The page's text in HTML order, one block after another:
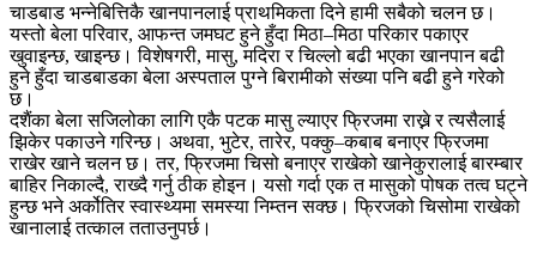
चाडबाड भन्नेबित्तिकै खानपानलाई प्राथमिकता दिने हामी सबैको चलन छ।
यस्तो बेला परिवार, आफन्त जमघट हुने हुँदा मिठा–मिठा परिकार पकाएर
खुवाइन्छ, खाइन्छ। विशेषगरी, मासु, मदिरा र चिल्लो बढी भएका खानपान बढी
हुने हुँदा चाडबाडका बेला अस्पताल पुग्ने बिरामीको संख्या पनि बढी हुने गरेको
छ।
दशैंका बेला सजिलोका लागि एकै पटक मासु ल्याएर फ्रिजमा राख्ने र त्यसैलाई
झिकेर पकाउने गरिन्छ। अथवा, भुटेर, तारेर, पक्कु–कबाब बनाएर फ्रिजमा
राखेर खाने चलन छ। तर, फ्रिजमा चिसो बनाएर राखेको खानेकुरालाई बारम्बार
बाहिर निकाल्दै, राख्दै गर्नु ठीक होइन। यसो गर्दा एक त मासुको पोषक तत्व घट्ने
हुन्छ भने अर्कोतिर स्वास्थ्यमा समस्या निम्तन सक्छ। फ्रिजको चिसोमा राखेको
खानालाई तत्काल तताउनुपर्छ।